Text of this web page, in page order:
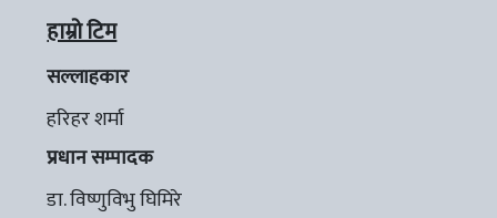
हाम्रो टिम
सल्लाहकार
हरिहर शर्मा
प्रधान सम्पादक
डा. विष्णुविभु घिमिरे